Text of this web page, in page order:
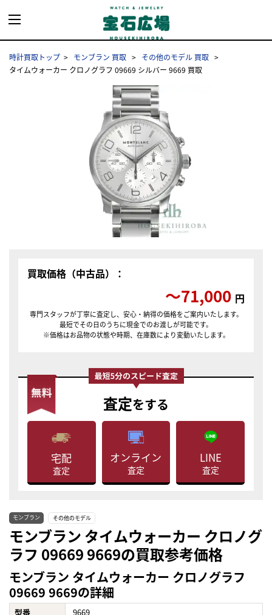
時計買取トップ モンブラン 買取
その他のモデル 買取
タイムウォーカー クロノグラフ 09669 シルバー 9669 買取
買取価格（中古品）：
〜71,000 円
専門スタッフが丁寧に査定し、安心・納得の価格をご案内いたします。
最短でその日のうちに現金でのお渡しが可能です。
※価格はお品物の状態や時期、在庫数により変動いたします。
査定をする
宅配
査定
オンライン
査定
LINE
査定
モンブラン その他のモデル
モンブラン タイムウォーカー クロノグ
ラフ 09669 9669の買取参考価格
モンブラン タイムウォーカー クロノグラフ
09669 9669の詳細
型番
9669